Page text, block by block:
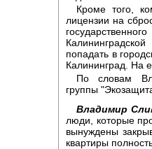
Кроме того,
лицензии на
попадать в
Калининград. На
По словам
группы
Владимир
люди, которые
вынуждены
квартиры